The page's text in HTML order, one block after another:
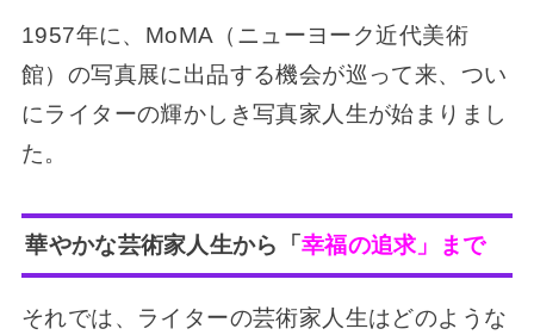
1957年に、MoMA（ニューヨーク近代美術
館）の写真展に出品する機会が巡って来、つい
にライターの輝かしき写真家人生が始まりまし
た。
華やかな芸術家人生から「 幸福の追求」まで
それでは、ライターの芸術家人生はどのような